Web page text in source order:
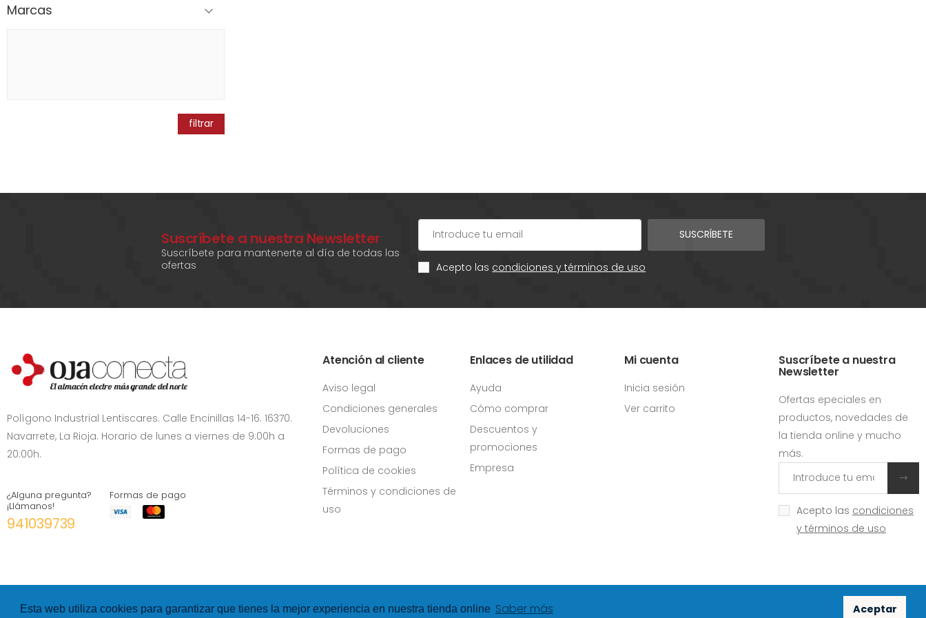
Esta web utiliza cookies para garantizar que tienes la mejor experiencia en nuestra tienda online Saber más Aceptar
Marcas
filtrar
Suscríbete a nuestra Newsletter
Suscríbete para mantenerte al día de todas las
ofertas
SUSCRÍBETE
Acepto las condiciones y términos de uso
Polígono Industrial Lentiscares. Calle Encinillas 14-16. 16370.
Navarrete, La Rioja. Horario de lunes a viernes de 9:00h a
20:00h.
¿Alguna pregunta?
¡Llámanos!
941039739
Formas de pago
Atención al cliente
Aviso legal
Condiciones generales
Devoluciones
Formas de pago
Política de cookies
Términos y condiciones de
uso
Enlaces de utilidad
Ayuda
Cómo comprar
Descuentos y
promociones
Empresa
Mi cuenta
Inicia sesión
Ver carrito
Suscríbete a nuestra
Newsletter
Ofertas epeciales en
productos, novedades de
la tienda online y mucho
más.
Acepto las condiciones
y términos de uso
Hexer- All rights Reserved